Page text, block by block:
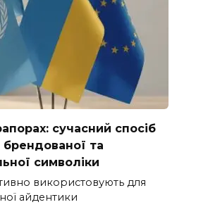
сучасний спосіб
та
символіки
використовують для
айдентики